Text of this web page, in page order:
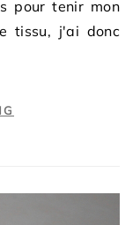
pour tenir mon
tissu, j'ai donc